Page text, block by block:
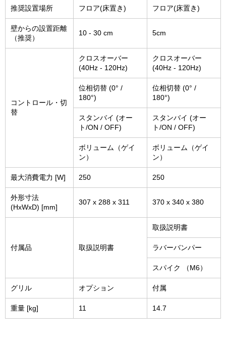
推奨設置場所 フロア(床置き) フロア(床置き)
壁からの設置距離
（推奨）
10 - 30 cm 5cm
コントロール・切
替
クロスオーバー
(40Hz - 120Hz)
クロスオーバー
(40Hz - 120Hz)
位相切替 (0° /
180°)
位相切替 (0° /
180°)
スタンバイ (オー
ト/ON / OFF)
スタンバイ (オー
ト/ON / OFF)
ボリューム（ゲイ
ン）
ボリューム（ゲイ
ン）
最大消費電力 [W] 250 250
外形寸法
(HxWxD) [mm]
307 x 288 x 311 370 x 340 x 380
付属品 取扱説明書
取扱説明書
ラバーバンパー
スパイク （M6）
グリル オプション 付属
重量 [kg] 11 14.7